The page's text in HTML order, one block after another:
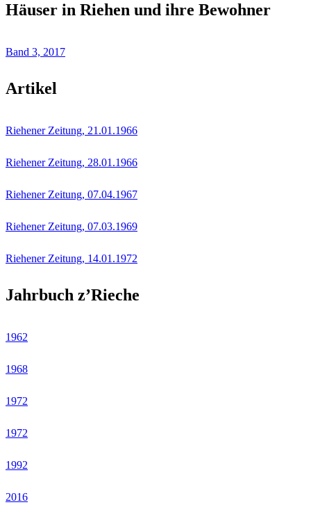
Häuser in Riehen und ihre Bewohner
Band 3, 2017
Artikel
Riehener Zeitung, 21.01.1966
Riehener Zeitung, 28.01.1966
Riehener Zeitung, 07.04.1967
Riehener Zeitung, 07.03.1969
Riehener Zeitung, 14.01.1972
Jahrbuch z’Rieche
1962
1968
1972
1972
1992
2016